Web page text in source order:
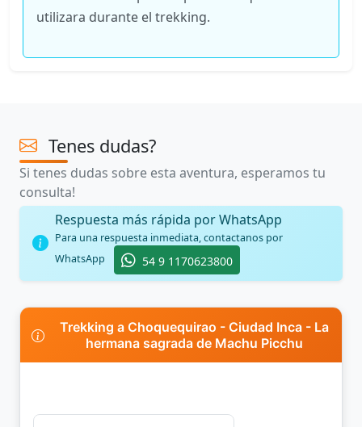
utilizara durante el trekking.
Tenes dudas?
Si tenes dudas sobre esta aventura, esperamos tu
consulta!
Respuesta más rápida por WhatsApp
Para una respuesta inmediata, contactanos por
WhatsApp
54 9 1170623800
Trekking a Choquequirao - Ciudad Inca - La
hermana sagrada de Machu Picchu